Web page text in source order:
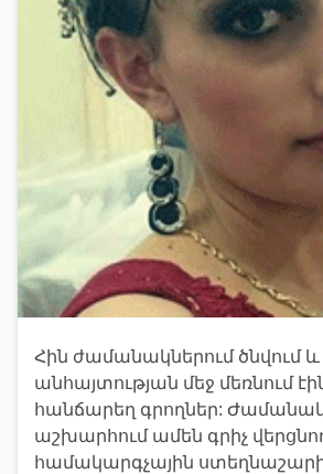
Հին ժամանակներում ծնվում և
անհայտության մեջ մեռնում
հանճարեղ գրողներ:
աշխարհում ամեն գրիչ
համակարգչային